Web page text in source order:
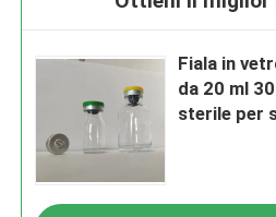
Fiala in
da 20 ml
sterile per